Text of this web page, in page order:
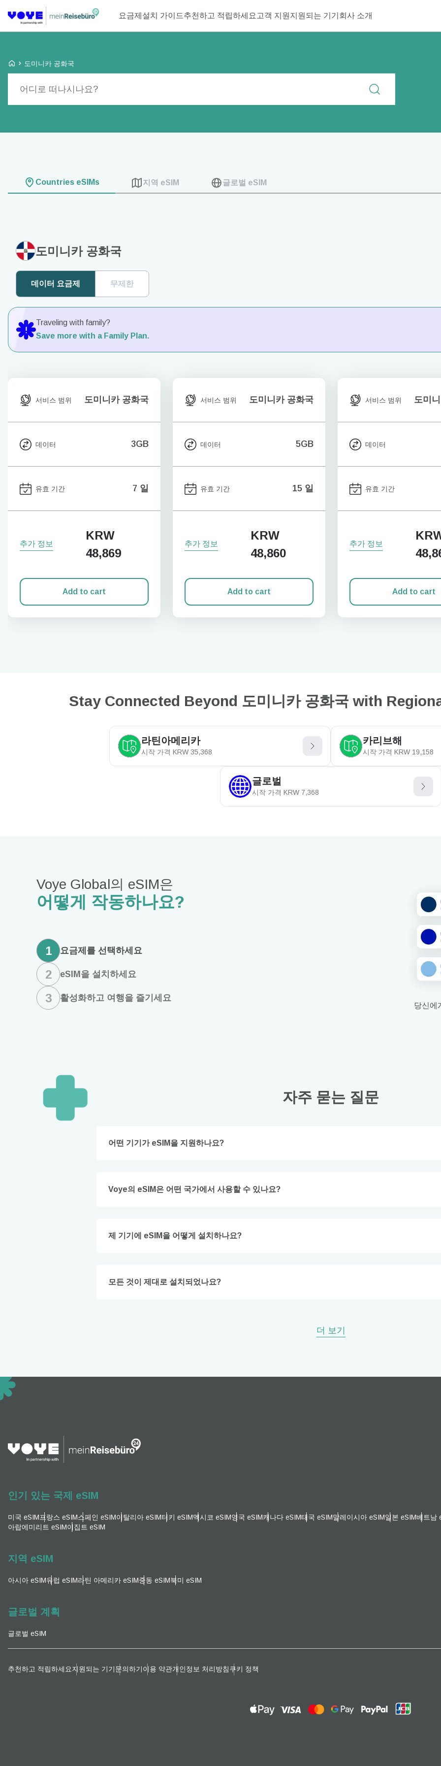
요금제 설치 가이드추천하고 적립하세요 고객 지원 지원되는 기기 회사 소개
Voye Homepage
도미니카 공화국
Countries eSIMs 지역 eSIM 글로벌 eSIM
도미니카 공화국
데이터 요금제 무제한
Traveling with family?
Save more with a Family Plan.
서비스 범위 도미니카 공화국
데이터 3GB
유효 기간 7 일
추가 정보
KRW
48,869
Add to cart
서비스 범위 도미니카 공화국
데이터 5GB
유효 기간 15 일
추가 정보
KRW
48,860
Add to cart
서비스 범위 도미
데이터
유효 기간
추가 정보
Add to cart
Stay Connected Beyond 도미니카 공화국 with
라틴아메리카
시작 가격 KRW 35,368
카리브해
시작 가격 KRW 19,158
글로벌
시작 가격 KRW 7,368
Voye Global의 eSIM은
어떻게 작동하나요?
1 요금제를 선택하세요
2 eSIM을 설치하세요
3 활성화하고 여행을 즐기세요
당신에
자주 묻는 질문
어떤 기기가 eSIM을 지원하나요?
Voye의 eSIM은 어떤 국가에서 사용할 수 있나요?
제 기기에 eSIM을 어떻게 설치하나요?
모든 것이 제대로 설치되었나요?
더 보기
technology. Then, contact your mobile carrier to request an eSIM
인기 있는 국제 eSIM
미국 eSIM프랑스 eSIM스페인 eSIM이탈리아 eSIM터키 eSIM멕시코 eSIM영국 eSIM캐나다 eSIM태국 eSIM말레이시아 eSIM일본 eSIM베트남
아랍에미리트 eSIM이집트 eSIM
지역 eSIM
아시아 eSIM유럽 ​​eSIM라틴 아메리카 eSIM중동 eSIM북미 eSIM
글로벌 계획
글로벌 eSIM
추천하고 적립하세요지원되는 기기문의하기이용 약관개인정보 처리방침쿠키 정책
언어 선택:
繁體中文
통화 검색
KRW - 한국 원화
JPY - 일본 엔화
로그인 또는 회원가입